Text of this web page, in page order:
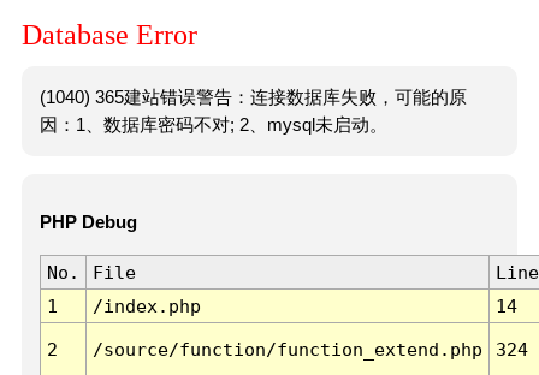
Database Error
(1040) 365建站错误警告：连接数据库失败，可能的原
因：1、数据库密码不对; 2、mysql未启动。
PHP Debug
No. File
Line
1
/index.php 14
2 /source/function/function_extend.php 324